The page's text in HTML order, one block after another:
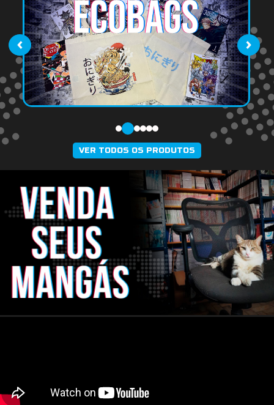
‹ ›
VER TODOS OS PRODUTOS